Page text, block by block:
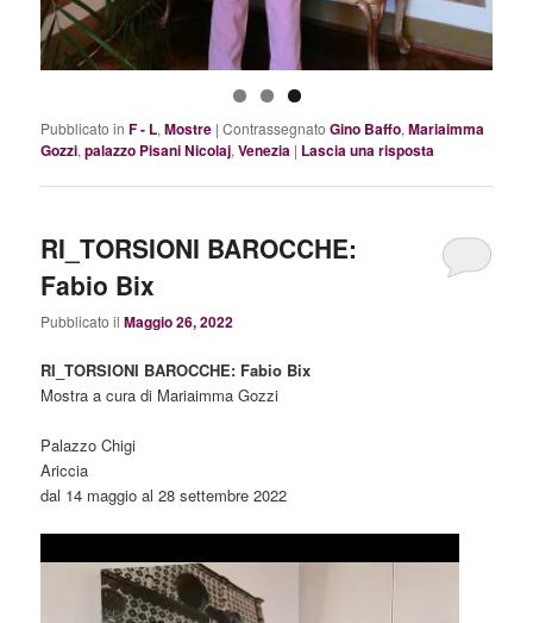
Pubblicato in F - L,Mostre |Contrassegnato Gino Baffo,Mariaimma
Gozzi,palazzo Pisani Nicolaj,Venezia | Lascia una risposta
RI_TORSIONI BAROCCHE:
Fabio Bix
Pubblicato ilMaggio 26, 2022
RI_TORSIONI BAROCCHE: Fabio Bix
Mostra a cura di Mariaimma Gozzi
Palazzo Chigi
Ariccia
dal 14 maggio al 28 settembre 2022
Player